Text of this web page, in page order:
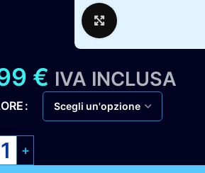
€ IVA INCLUSA